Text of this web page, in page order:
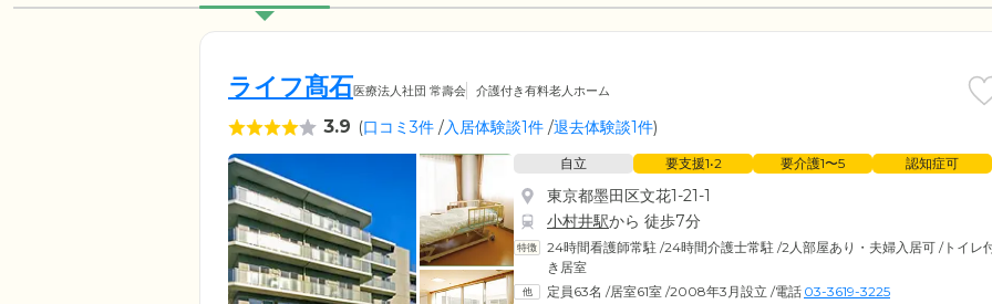
ライフ髙石医療法人社団 常壽会 介護付き有料老人ホーム
3.9 (口コミ3件 /入居体験談1件 /退去体験談1件)
自立 要支援1•2 要介護1〜5 認知症可
東京都墨田区文花1-21-1
小村井駅から 徒歩7分
24時間看護師常駐 /24時間介護士常駐 /2人部屋あり・夫婦入居可 /トイレ
き居室
定員63名 /居室61室 /2008年3月設立 /電話 03-3619-3225